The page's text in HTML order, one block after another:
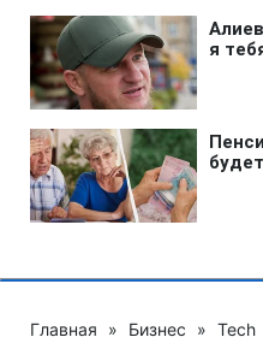
Главная » Бизнес » Tech